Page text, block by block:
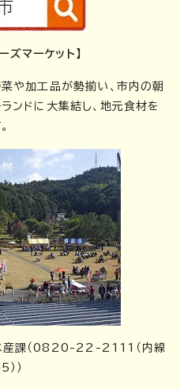
ズマーケット】
や加工品が勢揃い、市内の朝
ンドに大集結し、地元食材を
産課（0820-22-2111（内線
）